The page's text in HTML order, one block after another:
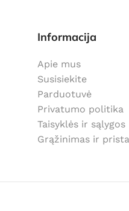
Informacija
Apie mus
Susisiekite
Parduotuvė
Privatumo politika
Taisyklės ir sąlygos
Grąžinimas ir